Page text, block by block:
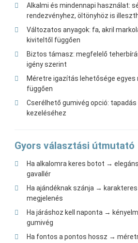
Alkalmi és mindennapi használat:
rendezvényhez, öltönyhöz is
Változatos anyagok: fa, akril
kiviteltől függően
Biztos támasz: megfelelő
igény szerint
Méretre igazítás lehetősége egyes
függően
Cserélhető gumivég opció: tapadás
kezeléséhez
Gyors választási útmutató
Ha alkalomra keres botot →
gavallér
Ha ajándéknak szánja →
megjelenés
Ha járáshoz kell naponta →
gumivég
Ha fontos a pontos hossz →